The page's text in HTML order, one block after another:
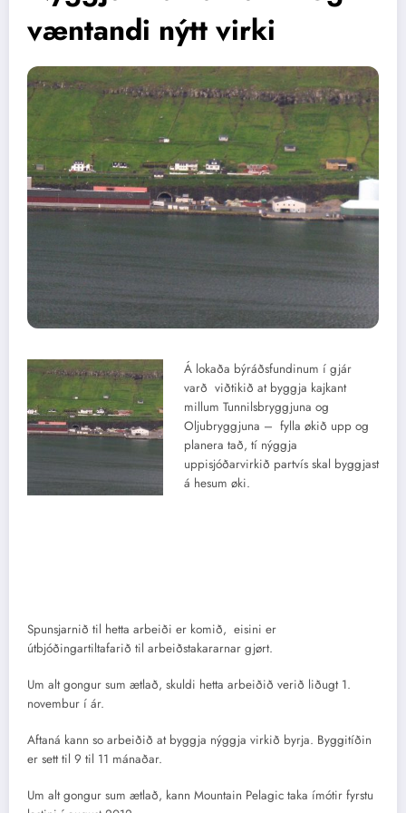
væntandi nýtt virki
Á lokaða býráðsfundinum í gjár
varð viðtikið at byggja kajkant
millum Tunnilsbryggjuna og
Oljubryggjuna – fylla økið upp og
planera tað, tí nýggja
uppisjóðarvirkið partvís skal byggjast
á hesum øki.
Spunsjarnið til hetta arbeiði er komið, eisini er
útbjóðingartiltafarið til arbeiðstakararnar gjørt.
Um alt gongur sum ætlað, skuldi hetta arbeiðið verið liðugt 1.
novembur í ár.
Aftaná kann so arbeiðið at byggja nýggja virkið byrja. Byggitíðin
er sett til 9 til 11 mánaðar.
Um alt gongur sum ætlað, kann Mountain Pelagic taka ímótir fyrstu